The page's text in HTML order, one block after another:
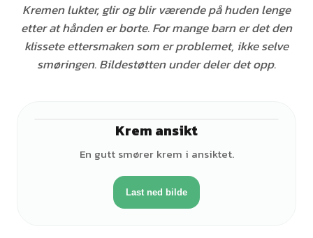
Kremen lukter, glir og blir værende på huden lenge
etter at hånden er borte. For mange barn er det den
klissete ettersmaken som er problemet, ikke selve
smøringen. Bildestøtten under deler det opp.
Krem ansikt
En gutt smører krem i ansiktet.
Last ned bilde